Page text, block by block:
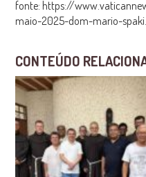
fonte: https://
maio-2025-dom-mario-
CONTEÚDO